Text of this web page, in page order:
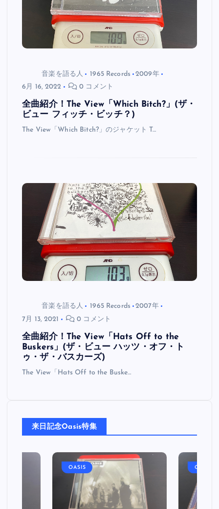
音楽を語る人 1965 Records
2009年
6月 16, 2022
0 コメント
全曲紹介！The View「Which Bitch?」(ザ・
ビュー フィッチ・ビッチ？)
The View「Which Bitch?」のジャケット T…
音楽を語る人 1965 Records
2007年
7月 13, 2021
0 コメント
全曲紹介！The View「Hats Off to the
Buskers」(ザ・ビュー ハッツ・オフ・ト
ゥ・ザ・バスカーズ)
The View「Hats Off to the Buske…
来日記念Oasis特集
OASIS OASIS